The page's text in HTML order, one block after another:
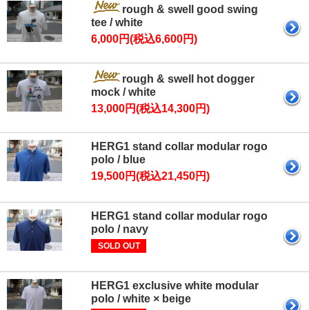
rough & swell good swing
tee / white
6,000円(税込6,600円)
rough & swell hot dogger
mock / white
13,000円(税込14,300円)
HERG1 stand collar modular rogo
polo / blue
19,500円(税込21,450円)
HERG1 stand collar modular rogo
polo / navy
SOLD OUT
HERG1 exclusive white modular
polo / white × beige